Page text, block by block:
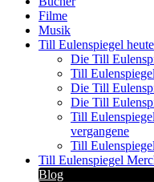
Filme
Musik
Till Eulenspiegel heute
Die Till
Till
Die Till
Die Till
Till
vergangene
Till
Till Eulenspiegel
Blog